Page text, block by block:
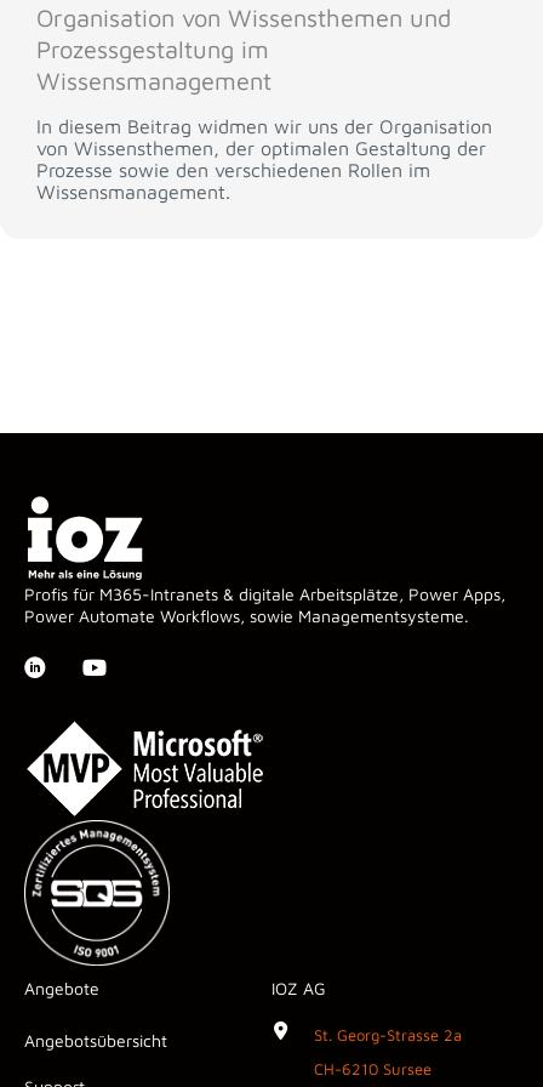
Organisation von Wissensthemen und
Prozessgestaltung im
Wissensmanagement
In diesem Beitrag widmen wir uns der Organisation
von Wissensthemen, der optimalen Gestaltung der
Prozesse sowie den verschiedenen Rollen im
Wissensmanagement.
Profis für M365-Intranets & digitale Arbeitsplätze, Power Apps,
Power Automate Workflows, sowie Managementsysteme.
Angebote
Angebotsübersicht
IOZ AG
St. Georg-Strasse 2a
CH-6210 Sursee